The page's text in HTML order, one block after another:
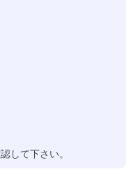
して下さい。